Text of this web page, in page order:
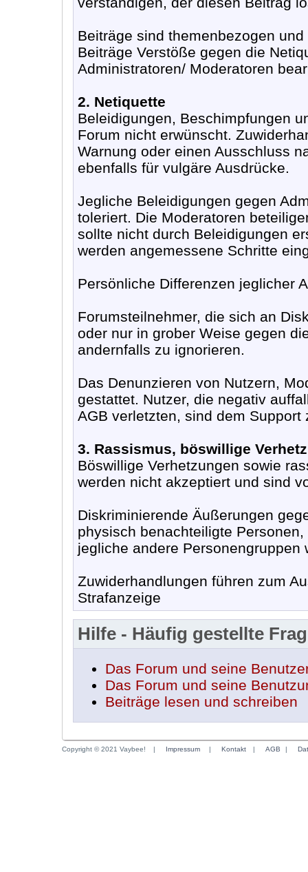
Beiträge sind themenbezogen
Beiträge Verstöße gegen die
Administratoren/ Moderatoren
2. Netiquette
Beleidigungen, Beschimpfungen
Forum nicht erwünscht.
Warnung oder einen Ausschluss
ebenfalls für vulgäre Ausdrücke.
Jegliche Beleidigungen gegen
toleriert. Die Moderatoren
sollte nicht durch Beleidigungen
werden angemessene Schritte
Persönliche Differenzen jeglicher
Forumsteilnehmer, die sich an
oder nur in grober Weise gegen
andernfalls zu ignorieren.
Das Denunzieren von Nutzern,
gestattet. Nutzer, die negativ
AGB verletzten, sind dem Support
3. Rassismus, böswillige
Böswillige Verhetzungen sowie
werden nicht akzeptiert und sind
Diskriminierende Äußerungen
physisch benachteiligte
jegliche andere Personengruppen
Zuwiderhandlungen führen zum
Strafanzeige
Hilfe - Häufig gestellte
Das Forum und seine
Das Forum und seine
Beiträge lesen und schreiben
Copyright © 2021 Vaybee! | Impressum | Kontakt | AGB |